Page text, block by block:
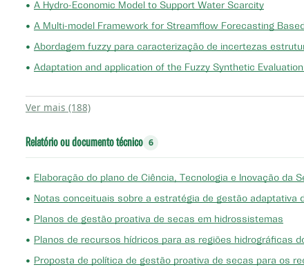
• A Hydro-Economic Model to Support Water Scarcity
• A Multi-model Framework for Streamflow Forecasting
• Abordagem fuzzy para caracterização de incertezas
• Adaptation and application of the Fuzzy Synthetic
Ver mais (188)
Relatório ou documento técnico 6
• Elaboração do plano de Ciência, Tecnologia e Inovação da
• Notas conceituais sobre a estratégia de gestão adaptativa
• Planos de gestão proativa de secas em hidrossistemas
• Planos de recursos hídricos para as regiões hidrográficas
• Proposta de política de gestão proativa de secas para os